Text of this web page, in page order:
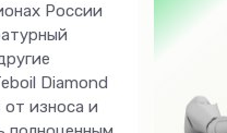
России
Diamond
износа и